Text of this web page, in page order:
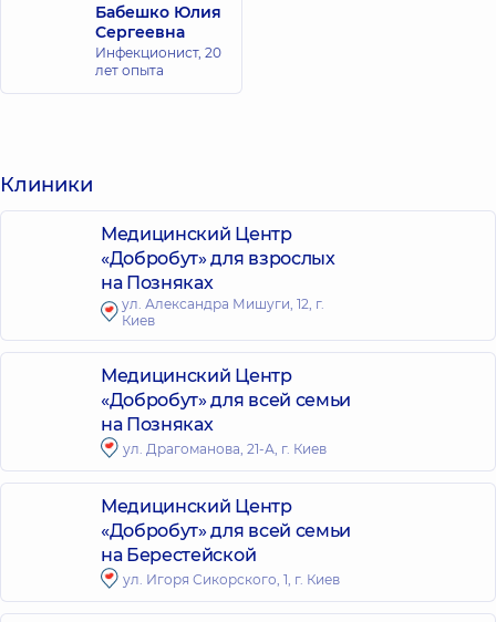
Бабешко Юлия
Сергеевна
Инфекционист, 20
лет опыта
Клиники
Медицинский Центр
«Добробут» для взрослых
на Позняках
ул. Александра Мишуги, 12, г.
Киев
Медицинский Центр
«Добробут» для всей семьи
на Позняках
ул. Драгоманова, 21-А, г. Киев
Медицинский Центр
«Добробут» для всей семьи
на Берестейской
ул. Игоря Сикорского, 1, г. Киев